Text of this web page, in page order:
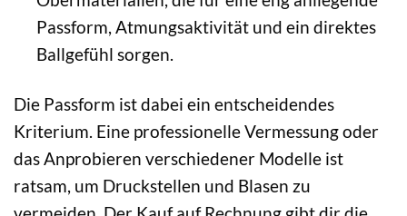
Passform, Atmungsaktivität und ein direktes
Ballgefühl sorgen.
Die Passform ist dabei ein entscheidendes
Kriterium. Eine professionelle Vermessung oder
das Anprobieren verschiedener Modelle ist
ratsam, um Druckstellen und Blasen zu